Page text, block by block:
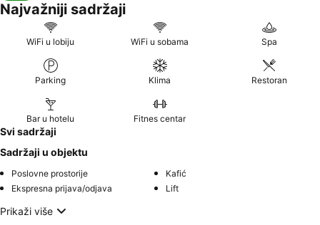
Najvažniji sadržaji
WiFi u lobiju WiFi u sobama Spa
Parking Klima Restoran
Bar u hotelu Fitnes centar
Svi sadržaji
Sadržaji u objektu
Poslovne prostorije
Kafić
Ekspresna prijava/odjava
Lift
Prikaži više